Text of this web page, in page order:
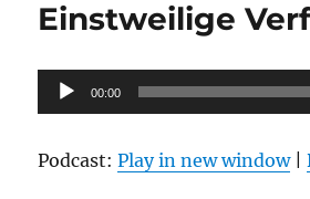
Einstweilige
Audio-
Player
00:00
Podcast:Play in new window|